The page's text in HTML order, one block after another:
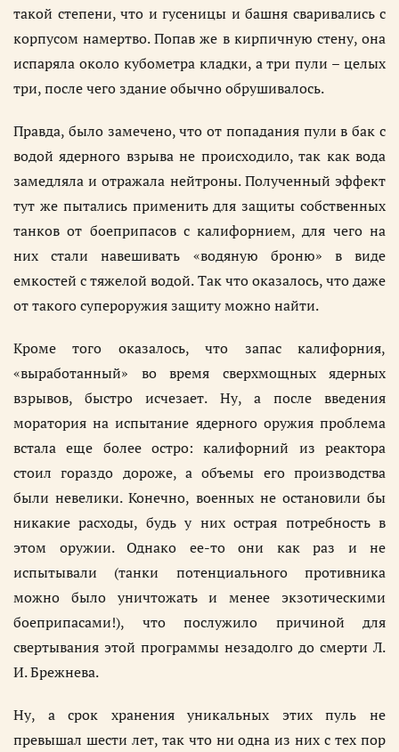
такой степени, что и гусеницы и башня сваривались с
корпусом намертво. Попав же в кирпичную стену, она
испаряла около кубометра кладки, а три пули – целых
три, после чего здание обычно обрушивалось.
Правда, было замечено, что от попадания пули в бак с
водой ядерного взрыва не происходило, так как вода
замедляла и отражала нейтроны. Полученный эффект
тут же пытались применить для защиты собственных
танков от боеприпасов с калифорнием, для чего на
них стали навешивать «водяную броню» в виде
емкостей с тяжелой водой. Так что оказалось, что даже
от такого супероружия защиту можно найти.
Кроме того оказалось, что запас калифорния,
«выработанный» во время сверхмощных ядерных
взрывов, быстро исчезает. Ну, а после введения
моратория на испытание ядерного оружия проблема
встала еще более остро: калифорний из реактора
стоил гораздо дороже, а объемы его производства
были невелики. Конечно, военных не остановили бы
никакие расходы, будь у них острая потребность в
этом оружии. Однако ее-то они как раз и не
испытывали (танки потенциального противника
можно было уничтожать и менее экзотическими
боеприпасами!), что послужило причиной для
свертывания этой программы незадолго до смерти Л.
И. Брежнева.
Ну, а срок хранения уникальных этих пуль не
превышал шести лет, так что ни одна из них с тех пор